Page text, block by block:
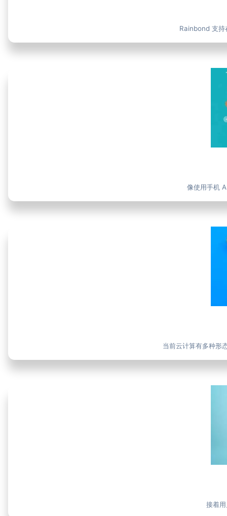
Rainbond 支持
像使用手机
当前云计算有多种形
接着